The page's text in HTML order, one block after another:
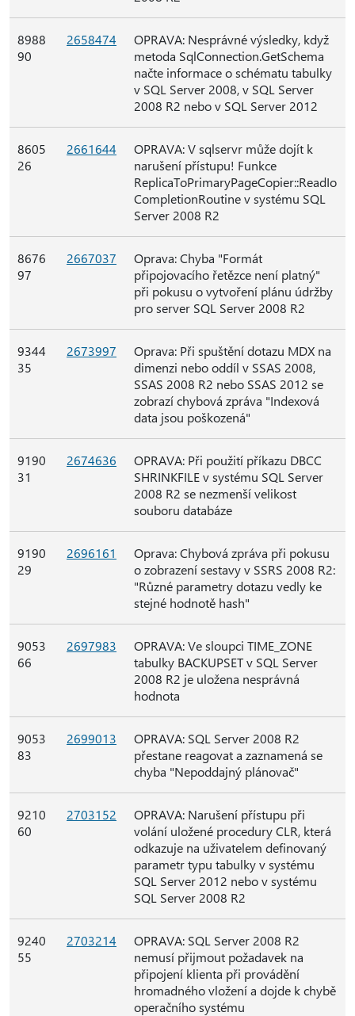
8988
90
2658474
OPRAVA: Nesprávné výsledky, když
metoda SqlConnection.GetSchema
načte informace o schématu tabulky
v SQL Server 2008, v SQL Server
2008 R2 nebo v SQL Server 2012
8605
26
2661644
OPRAVA: V sqlservr může dojít k
narušení přístupu! Funkce
ReplicaToPrimaryPageCopier::ReadIo
CompletionRoutine v systému SQL
Server 2008 R2
8676
97
2667037
Oprava: Chyba "Formát
připojovacího řetězce není platný"
při pokusu o vytvoření plánu údržby
pro server SQL Server 2008 R2
9344
35
2673997
Oprava: Při spuštění dotazu MDX na
dimenzi nebo oddíl v SSAS 2008,
SSAS 2008 R2 nebo SSAS 2012 se
zobrazí chybová zpráva "Indexová
data jsou poškozená"
9190
31
2674636
OPRAVA: Při použití příkazu DBCC
SHRINKFILE v systému SQL Server
2008 R2 se nezmenší velikost
souboru databáze
9190
29
2696161
Oprava: Chybová zpráva při pokusu
o zobrazení sestavy v SSRS 2008 R2:
"Různé parametry dotazu vedly ke
stejné hodnotě hash"
9053
66
2697983
OPRAVA: Ve sloupci TIME_ZONE
tabulky BACKUPSET v SQL Server
2008 R2 je uložena nesprávná
hodnota
9053
83
2699013
OPRAVA: SQL Server 2008 R2
přestane reagovat a zaznamená se
chyba "Nepoddajný plánovač"
9210
60
2703152
OPRAVA: Narušení přístupu při
volání uložené procedury CLR, která
odkazuje na uživatelem definovaný
parametr typu tabulky v systému
SQL Server 2012 nebo v systému
SQL Server 2008 R2
9240
55
2703214
OPRAVA: SQL Server 2008 R2
nemusí přijmout požadavek na
připojení klienta při provádění
hromadného vložení a dojde k chybě
operačního systému